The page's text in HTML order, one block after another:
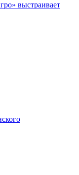
выстраивает